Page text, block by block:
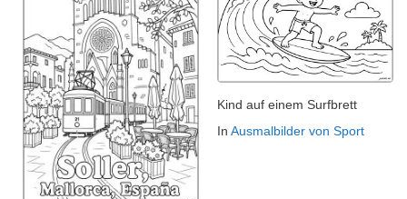
Kind auf einem Surfbrett
In Ausmalbilder von Sport